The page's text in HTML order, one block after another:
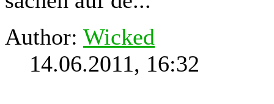
Author: Wicked
14.06.2011, 16:32